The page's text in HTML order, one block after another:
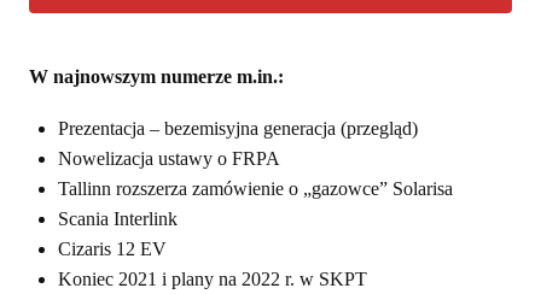
W najnowszym numerze m.in.:
Prezentacja – bezemisyjna generacja (przegląd)
Nowelizacja ustawy o FRPA
Tallinn rozszerza zamówienie o „gazowce” Solarisa
Scania Interlink
Cizaris 12 EV
Koniec 2021 i plany na 2022 r. w SKPT